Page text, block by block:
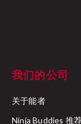
我们的公司
关于能者
Ninja Buddies 推